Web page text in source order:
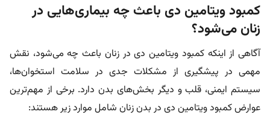
کمبود ویتامین دی باعث چه بیماری‌هایی در
زنان می‌شود؟
آگاهی از اینکه کمبود ویتامین دی در زنان باعث چه می‌شود، نقش
مهمی در پیشگیری از مشکلات جدی در سلامت استخوان‌ها،
سیستم ایمنی، قلب و دیگر بخش‌های بدن دارد. برخی از مهم‌ترین
عوارض کمبود ویتامین دی در بدن زنان شامل موارد زیر هستند: